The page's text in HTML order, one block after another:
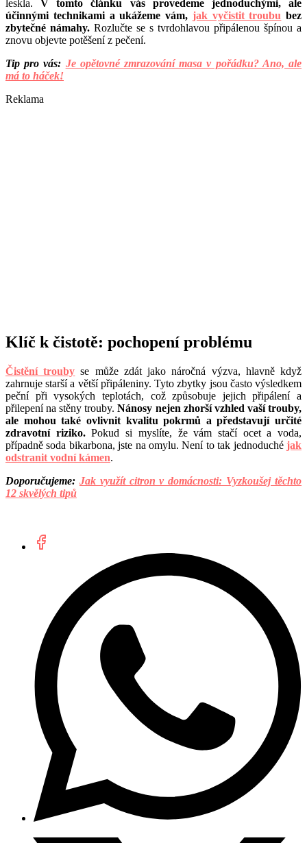
leskla. V tomto článku vás provedeme jednoduchými, ale
účinnými technikami a ukážeme vám, jak vyčistit troubu bez
zbytečné námahy. Rozlučte se s tvrdohlavou připálenou špínou a
znovu objevte potěšení z pečení.
Tip pro vás: Je opětovné zmrazování masa v pořádku? Ano, ale
má to háček!
Reklama
Klíč k čistotě: pochopení problému
Čistění trouby se může zdát jako náročná výzva, hlavně když
zahrnuje starší a větší připáleniny. Tyto zbytky jsou často výsledkem
peční při vysokých teplotách, což způsobuje jejich připálení a
přilepení na stěny trouby.Nánosy nejen zhorší vzhled vaší trouby,
ale mohou také ovlivnit kvalitu pokrmů a představují určité
zdravotní riziko.Pokud si myslíte, že vám stačí ocet a voda,
případně soda bikarbona, jste na omylu. Není to tak jednoduché jak
odstranit vodní kámen.
Doporučujeme: Jak využít citron v domácnosti: Vyzkoušej těchto
12 skvělých tipů